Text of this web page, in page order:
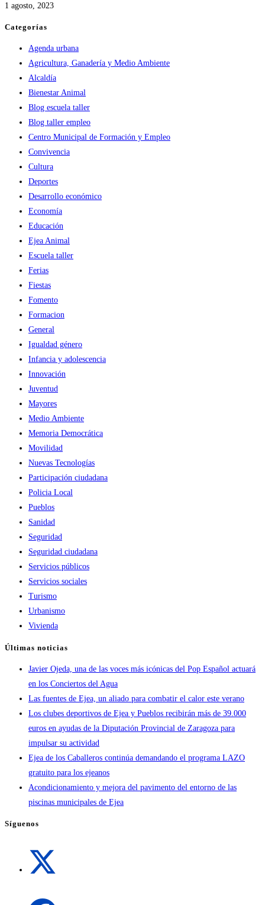
1 agosto, 2023
Categorías
Agenda urbana
Agricultura, Ganadería y Medio Ambiente
Alcaldía
Bienestar Animal
Blog escuela taller
Blog taller empleo
Centro Municipal de Formación y Empleo
Convivencia
Cultura
Deportes
Desarrollo económico
Economía
Educación
Ejea Animal
Escuela taller
Ferias
Fiestas
Fomento
Formacion
General
Igualdad género
Infancia y adolescencia
Innovación
Juventud
Mayores
Medio Ambiente
Memoria Democrática
Movilidad
Nuevas Tecnologías
Participación ciudadana
Policia Local
Pueblos
Sanidad
Seguridad
Seguridad ciudadana
Servicios públicos
Servicios sociales
Turismo
Urbanismo
Vivienda
Últimas noticias
Javier Ojeda, una de las voces más icónicas del Pop Español actuará
en los Conciertos del Agua
Las fuentes de Ejea, un aliado para combatir el calor este verano
Los clubes deportivos de Ejea y Pueblos recibirán más de 39.000
euros en ayudas de la Diputación Provincial de Zaragoza para
impulsar su actividad
Ejea de los Caballeros continúa demandando el programa LAZO
gratuito para los ejeanos
Acondicionamiento y mejora del pavimento del entorno de las
piscinas municipales de Ejea
Síguenos